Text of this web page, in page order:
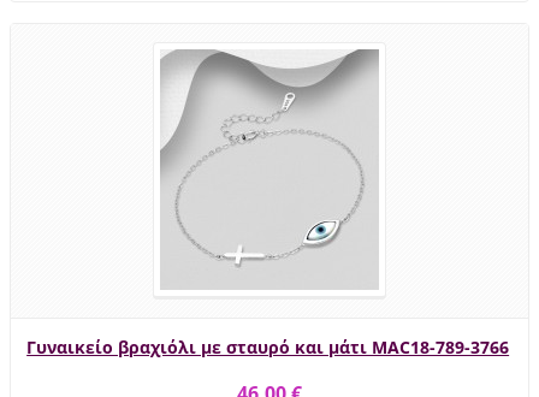
Γυναικείο βραχιόλι με σταυρό και μάτι MAC18-789-3766